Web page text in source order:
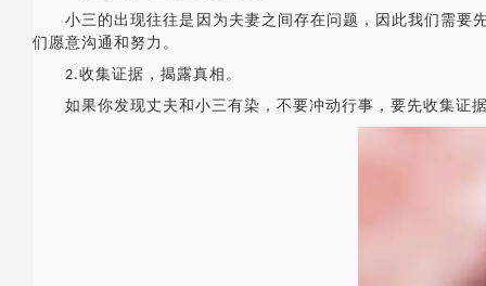
小三的出现往往是因为夫妻之间存在问题，因此我们需要先
们愿意沟通和努力。
2️.收集证据，揭露真相。
如果你发现丈夫和小三有染，不要冲动行事，要先收集证